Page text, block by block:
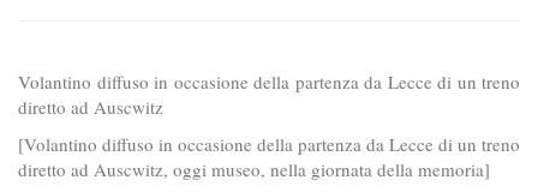
Volantino diffuso in occasione della partenza da Lecce di un treno
diretto ad Auscwitz
[Volantino diffuso in occasione della partenza da Lecce di un treno
diretto ad Auscwitz, oggi museo, nella giornata della memoria]